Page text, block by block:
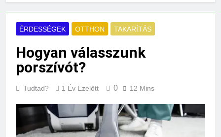
20 Óra Ezelőtt
babát?
Mennyi cement kell?
számolni?
Miért zsibbad a kéz?
2 Nap Ezelőtt
Miért fáj a váll?
ÉRDESSÉGEK OTTHON TAKARÍTÁS
Hogyan válasszunk
porszívót?
Tudtad? 1 Év Ezelőtt 0 12 Mins